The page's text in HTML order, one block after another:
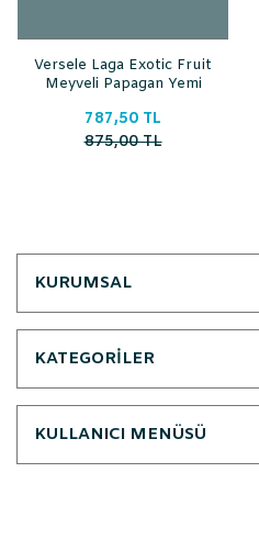
Versele Laga Exotic Fruit
Meyveli Papagan Yemi
787,50 TL
875,00 TL
KURUMSAL
KATEGORİLER
KULLANICI MENÜSÜ